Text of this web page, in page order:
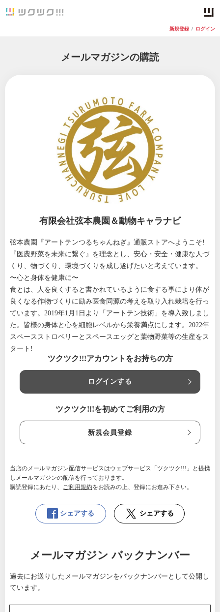
新規登録 / ログイン
メールマガジンの購読
有限会社弦本農園＆動物キャラナビ
弦本農園『アートテンつるちゃんねぎ』通販ストアへようこそ!
『医農野菜を未来に繋ぐ』を理念とし、安心・安全・健康な人づ
くり、物づくり、環境づくりを成し遂げたいと考えています。
〜心と身体を健康に〜
食とは、人を良くすると書かれているように食する事により体が
良くなる作物づくりに励み医食同源の考えを取り入れ栽培を行っ
ています。2019年1月1日より「アートテン技術」を導入致しまし
た。皆様の身体と心を細胞レベルから栄養満点にします。2022年
スペースストロベリーとスペースエッグと葉物野菜等の生産をス
タート!
ツクツク!!!アカウントをお持ちの方
ログインする
ツクツク!!!を初めてご利用の方
新規会員登録
当店のメールマガジン配信サービスはウェブサービス「ツクツク!!!」と提携
しメールマガジンの配信を行っております。
購読登録にあたり、 ご利用規約をお読みの上、登録にお進み下さい。
シェアする シェアする
メールマガジン バックナンバー
過去にお送りしたメールマガジンをバックナンバーとして公開し
ています。